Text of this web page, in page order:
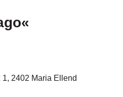
2402 Maria Ellend